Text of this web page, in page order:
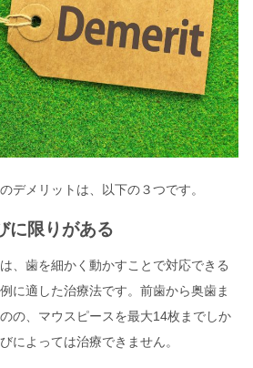
デメリットは、以下の３つです。
に限りがある
、歯を細かく動かすことで対応できる
に適した治療法です。前歯から奥歯ま
の、マウスピースを最大14枚までしか
によっては治療できません。